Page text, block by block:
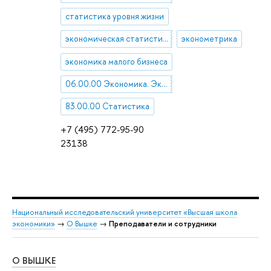
+7 (495) 772-95-90
23138
статистика уровня жизни
экономическая статистика эконометрика
экономика малого бизнеса
06.00.00 Экономика. Экономические науки
83.00.00 Статистика
Национальный исследовательский университет «Высшая школа
экономики» → О Вышке → Преподаватели и сотрудники
О ВЫШКЕ